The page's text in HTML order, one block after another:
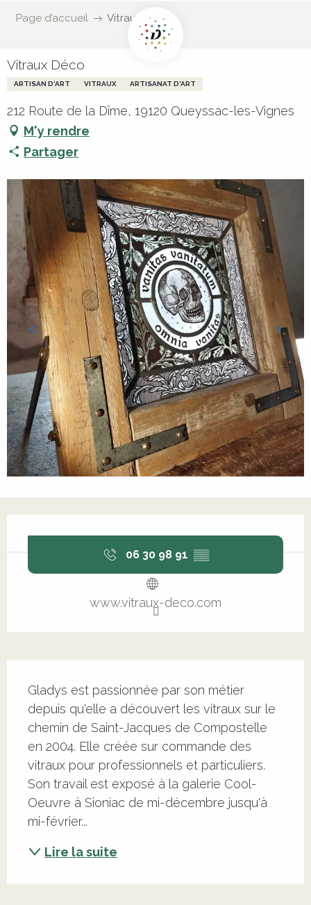
Page d’accueil Vitraux Déco
Vitraux Déco
ARTISAN D'ART VITRAUX ARTISANAT D'ART
212 Route de la Dîme, 19120 Queyssac-les-Vignes
M'y rendre
Partager
06 30 98 91 ▒▒
www.vitraux-deco.com
Gladys est passionnée par son métier
depuis qu'elle a découvert les vitraux sur le
chemin de Saint-Jacques de Compostelle
en 2004. Elle créée sur commande des
vitraux pour professionnels et particuliers.
Son travail est exposé à la galerie Cool-
Oeuvre à Sioniac de mi-décembre jusqu'à
mi-février...
Lire la suite